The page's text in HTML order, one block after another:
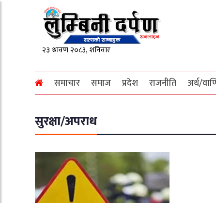
समाचार समाज प्रदेश राजनीति अर्थ/
सुरक्षा/अपराध